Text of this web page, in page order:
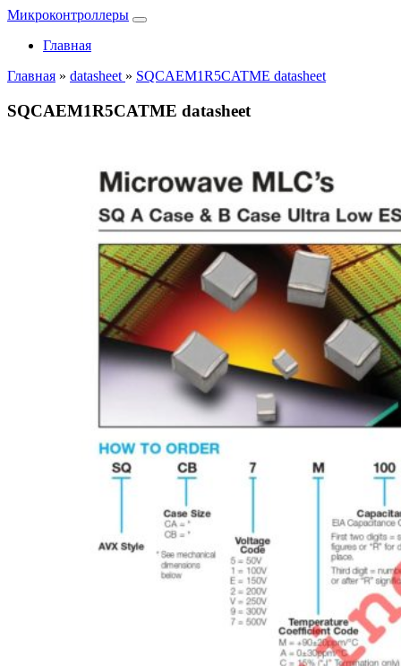
Микроконтроллеры
Главная
Главная » datasheet » SQCAEM1R5CATME datasheet
SQCAEM1R5CATME datasheet